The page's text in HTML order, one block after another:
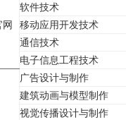
软件技术
移动应用开发技术
通信技术
电子信息工程技术
广告设计与制作
建筑动画与模型制作
视觉传播设计与制作